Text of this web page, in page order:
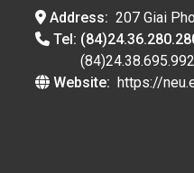
Address: 207 Giai
Tel:
(84)24.38.695.992
Website: https://